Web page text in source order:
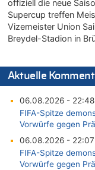
offiziell die neue
Supercup treffen
Vizemeister Union
Breydel-Stadion in
Aktuelle
06.08.2026 - 22:48
FIFA-Spitze
Vorwürfe gegen
06.08.2026 - 22:07
FIFA-Spitze
Vorwürfe gegen